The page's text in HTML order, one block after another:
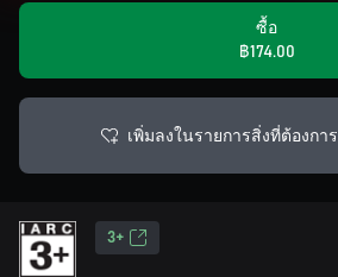
ซื้อ
฿174.00
เพิ่มลงในรายการสิ่งที่ต้องการ
3+